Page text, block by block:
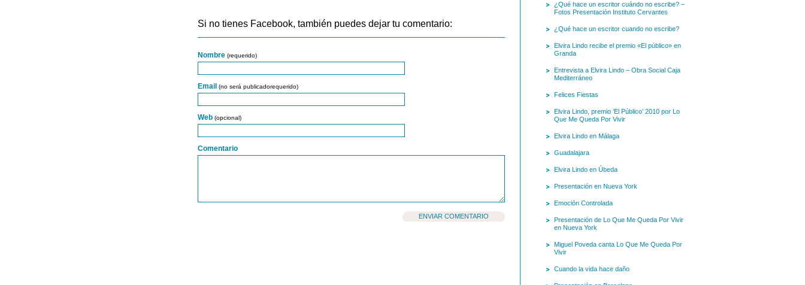
Si no tienes Facebook, también puedes dejar tu comentario:
Nombre (requerido)
Email (no será publicadorequerido)
Web (opcional)
Comentario
¿Qué hace un escritor cuándo no escribe? –
Fotos Presentación Instituto Cervantes
¿Qué hace un escritor cuando no escribe?
Elvira Lindo recibe el premio «El público» en
Granda
Entrevista a Elvira Lindo – Obra Social Caja
Mediterráneo
Felices Fiestas
Elvira Lindo, premio ‘El Público’ 2010 por Lo
Que Me Queda Por Vivir
Elvira Lindo en Málaga
Guadalajara
Elvira Lindo en Úbeda
Presentación en Nueva York
Emoción Controlada
Presentación de Lo Que Me Queda Por Vivir
en Nueva York
Miguel Poveda canta Lo Que Me Queda Por
Vivir
Cuando la vida hace daño